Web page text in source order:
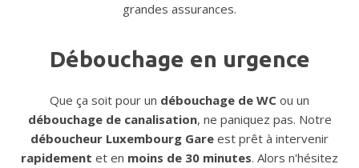
grandes assurances.
Débouchage en urgence
Que ça soit pour un débouchage de WC ou un
débouchage de canalisation, ne paniquez pas. Notre
déboucheur Luxembourg Gare est prêt à intervenir
rapidement et en moins de 30 minutes. Alors n'hésitez